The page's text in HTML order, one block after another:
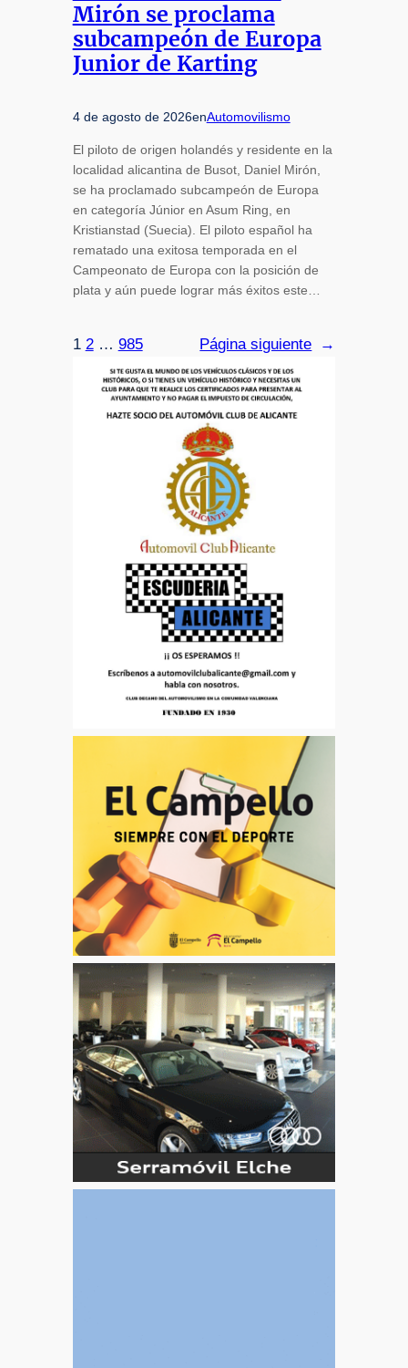
Mirón se proclama
subcampeón de Europa
Junior de Karting
4 de agosto de 2026enAutomovilismo
El piloto de origen holandés y residente en la
localidad alicantina de Busot, Daniel Mirón,
se ha proclamado subcampeón de Europa
en categoría Júnior en Asum Ring, en
Kristianstad (Suecia). El piloto español ha
rematado una exitosa temporada en el
Campeonato de Europa con la posición de
plata y aún puede lograr más éxitos este…
1 2 … 985 Página siguiente →